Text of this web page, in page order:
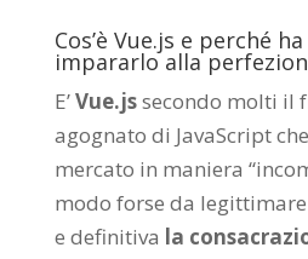
Cos’è Vue.js e perché
impararlo alla
E’Vue.jssecondo molti il
agognato di JavaScript
mercato in maniera
modo forse da
e definitiva la